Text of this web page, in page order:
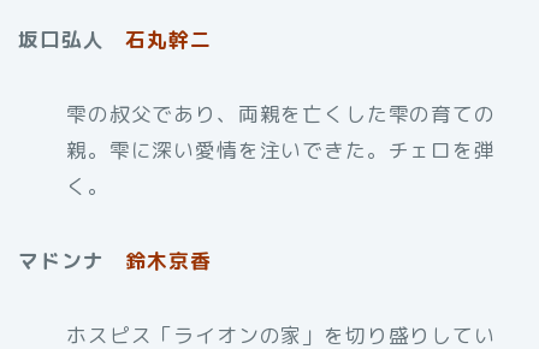
坂口弘人石丸幹二
雫の叔父であり、両親を亡くした雫の育ての
親。雫に深い愛情を注いできた。チェロを弾
く。
マドンナ 鈴木京香
ホスピス「ライオンの家」を切り盛りしてい